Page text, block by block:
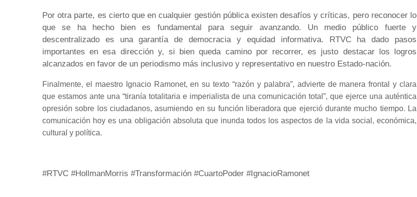
Por otra parte, es cierto que en cualquier gestión pública existen desafíos y críticas, pero reconocer lo
que se ha hecho bien es fundamental para seguir avanzando. Un medio público fuerte y
descentralizado es una garantía de democracia y equidad informativa. RTVC ha dado pasos
importantes en esa dirección y, si bien queda camino por recorrer, es justo destacar los logros
alcanzados en favor de un periodismo más inclusivo y representativo en nuestro Estado-nación.
Finalmente, el maestro Ignacio Ramonet, en su texto “razón y palabra”, advierte de manera frontal y clara
que estamos ante una “tiranía totalitaria e imperialista de una comunicación total”, que ejerce una auténtica
opresión sobre los ciudadanos, asumiendo en su función liberadora que ejerció durante mucho tiempo. La
comunicación hoy es una obligación absoluta que inunda todos los aspectos de la vida social, económica,
cultural y política.
#RTVC #HollmanMorris #Transformación #CuartoPoder #IgnacioRamonet